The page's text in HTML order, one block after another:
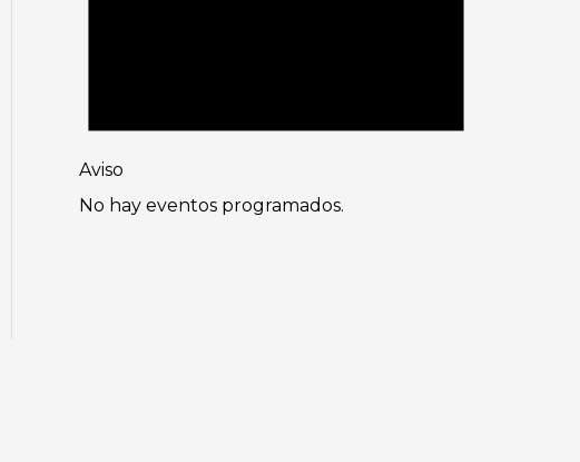
Aviso
No hay eventos programados.